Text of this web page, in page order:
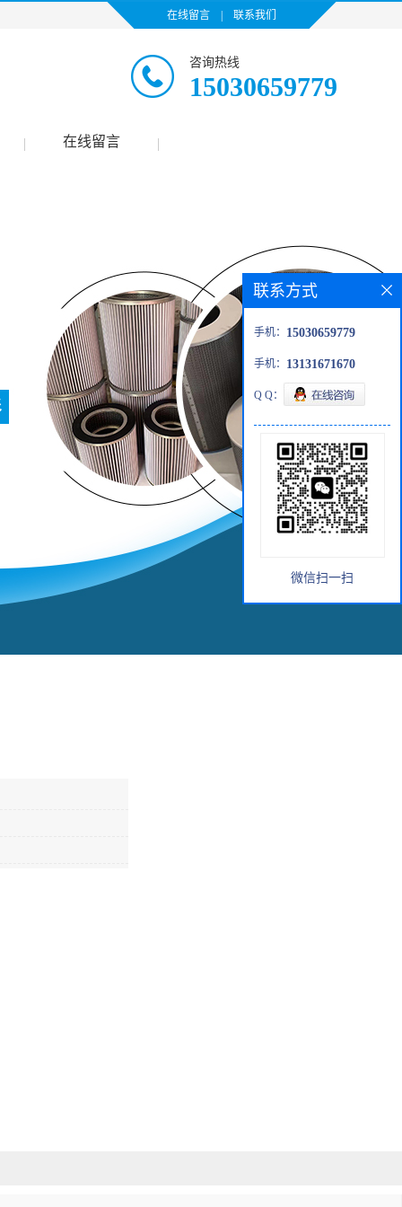
在线留言 联系我们
咨询热线
15030659779
在线留言
联系方式
手机： 15030659779
手机： 13131671670
Q Q：
微信扫一扫